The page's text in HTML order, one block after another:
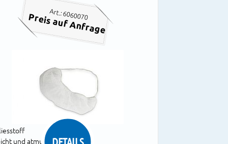
Art.: 6060070
Preis auf Anfrage
und atmungsaktiv